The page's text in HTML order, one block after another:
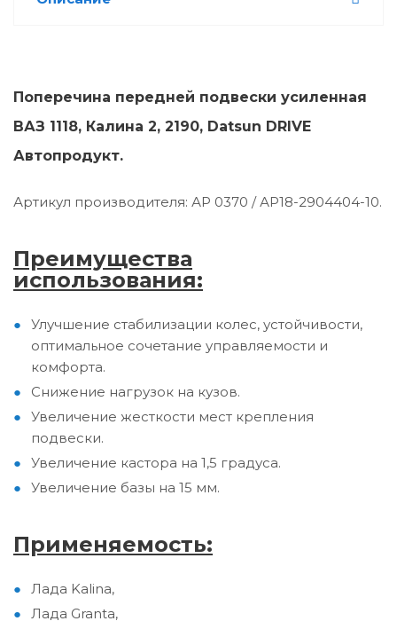
Поперечина передней подвески усиленная
ВАЗ 1118, Калина 2, 2190, Datsun DRIVE
Автопродукт.
Артикул производителя: АР 0370 / АР18-2904404-10.
Преимущества
использования:
Улучшение стабилизации колес, устойчивости,
оптимальное сочетание управляемости и
комфорта.
Снижение нагрузок на кузов.
Увеличение жесткости мест крепления
подвески.
Увеличение кастора на 1,5 градуса.
Увеличение базы на 15 мм.
Применяемость:
Лада Kalina,
Лада Granta,